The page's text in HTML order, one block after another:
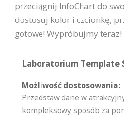
przeciągnij InfoChart do
dostosuj kolor i czcionkę,
gotowe! Wypróbujmy teraz!
Laboratorium Template
Możliwość dostosowania:
Przedstaw dane w
kompleksowy sposób za